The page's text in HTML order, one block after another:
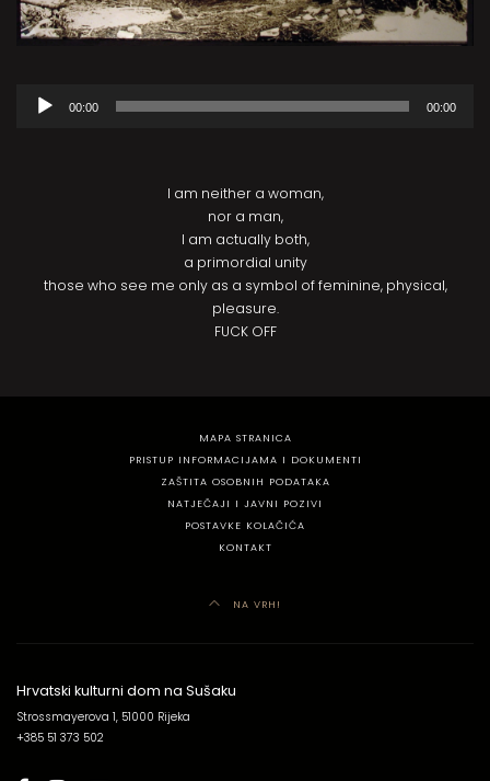
Reproduktor
audiozapisa
00:00 00:00
I am neither a woman,
nor a man,
I am actually both,
a primordial unity
those who see me only as a symbol of feminine, physical,
pleasure.
FUCK OFF
MAPA STRANICA
PRISTUP INFORMACIJAMA I DOKUMENTI
ZAŠTITA OSOBNIH PODATAKA
NATJEČAJI I JAVNI POZIVI
POSTAVKE KOLAČIĆA
KONTAKT
NA VRH!
Hrvatski kulturni dom na Sušaku
Strossmayerova 1, 51000 Rijeka
+385 51 373 502